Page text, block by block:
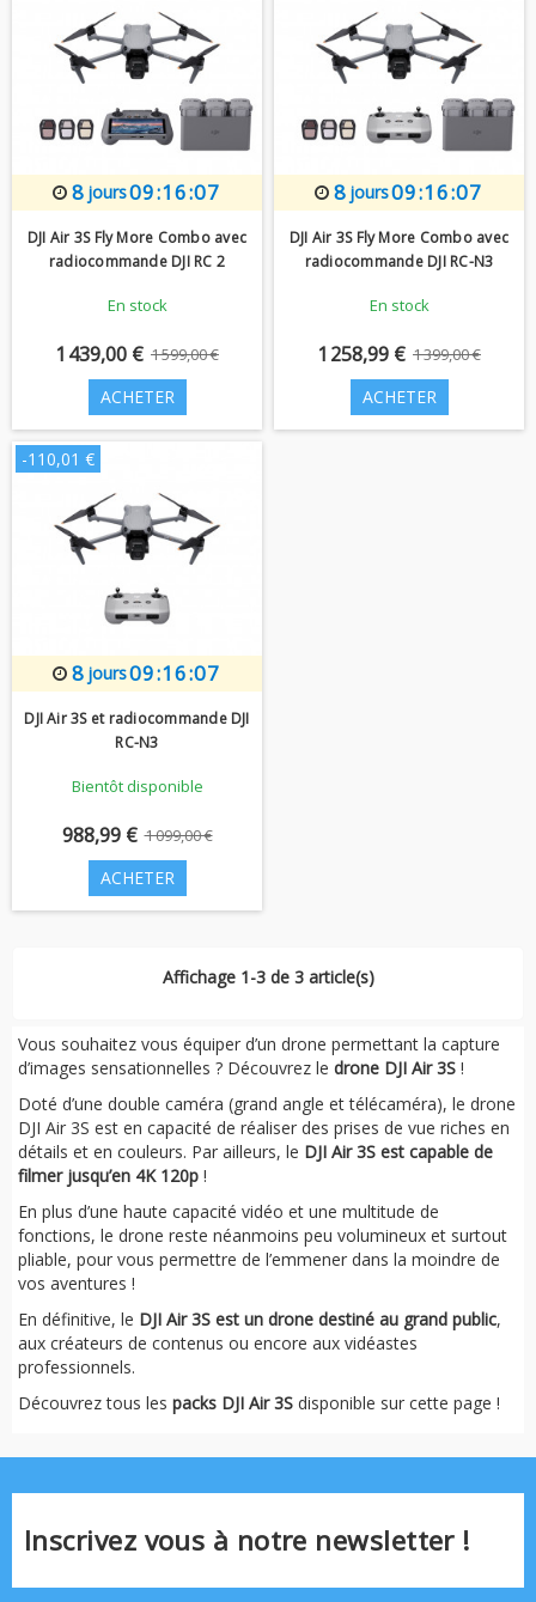
8 jours09:16:06
DJI Air 3S Fly More Combo avec
radiocommande DJI RC 2
En stock
1 439,00 € 1 599,00 €
ACHETER
8 jours09:16:06
DJI Air 3S Fly More Combo avec
radiocommande DJI RC-N3
En stock
1 258,99 € 1 399,00 €
ACHETER
-110,01 €
8 jours09:16:06
DJI Air 3S et radiocommande DJI
RC-N3
Bientôt disponible
988,99 € 1 099,00 €
ACHETER
Affichage 1-3 de 3 article(s)
Vous souhaitez vous équiper d’un drone permettant la capture
d’images sensationnelles ? Découvrez le drone DJI Air 3S !
Doté d’une double caméra (grand angle et télécaméra), le drone
DJI Air 3S est en capacité de réaliser des prises de vue riches en
détails et en couleurs. Par ailleurs, le DJI Air 3S est capable de
filmer jusqu’en 4K 120p !
En plus d’une haute capacité vidéo et une multitude de
fonctions, le drone reste néanmoins peu volumineux et surtout
pliable, pour vous permettre de l’emmener dans la moindre de
vos aventures !
En définitive, le DJI Air 3S est un drone destiné au grand public,
aux créateurs de contenus ou encore aux vidéastes
professionnels.
Découvrez tous les packs DJI Air 3S disponible sur cette page !
Inscrivez vous à notre newsletter !